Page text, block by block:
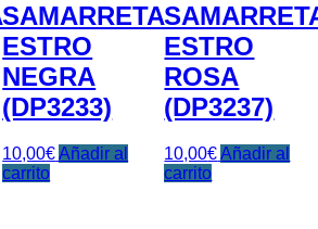
SAMARRETA
ESTRO
NEGRA
(DP3233)
10,00€Añadir al
carrito
ESTRO
ROSA
(DP3237)
10,00€ Añadir al
carrito